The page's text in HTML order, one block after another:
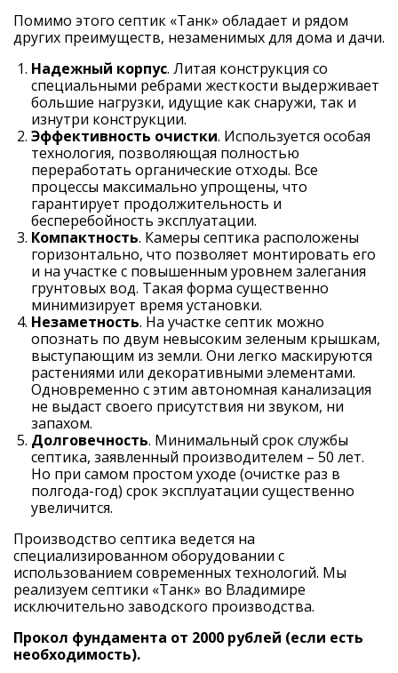
Помимо этого септик «Танк» обладает и рядом
других преимуществ, незаменимыхдля дома и дачи.
Надежный корпус. Литая конструкция со
специальными ребрами жесткости выдерживает
большие нагрузки, идущие как снаружи, так и
изнутри конструкции.
Эффективность очистки. Используется особая
технология, позволяющая полностью
переработать органические отходы. Все
процессы максимально упрощены, что
гарантирует продолжительность и
бесперебойность эксплуатации.
Компактность. Камеры септика расположены
горизонтально, что позволяет монтировать его
и на участке с повышенным уровнем залегания
грунтовых вод. Такая форма существенно
минимизирует время установки.
Незаметность. На участке септик можно
опознать по двум невысоким зеленым крышкам,
выступающим из земли. Они легко маскируются
растениями или декоративными элементами.
Одновременно с этим автономная канализация
не выдаст своего присутствия ни звуком, ни
запахом.
Долговечность. Минимальный срок службы
септика, заявленный производителем – 50 лет.
Но при самом простом уходе (очистке раз в
полгода-год) срок эксплуатации существенно
увеличится.
Производство септика ведется на
специализированном оборудовании с
использованием современных технологий. Мы
реализуем септики «Танк» во Владимире
исключительно заводского производства.
Прокол фундамента от 2000 рублей (если есть
необходимость).